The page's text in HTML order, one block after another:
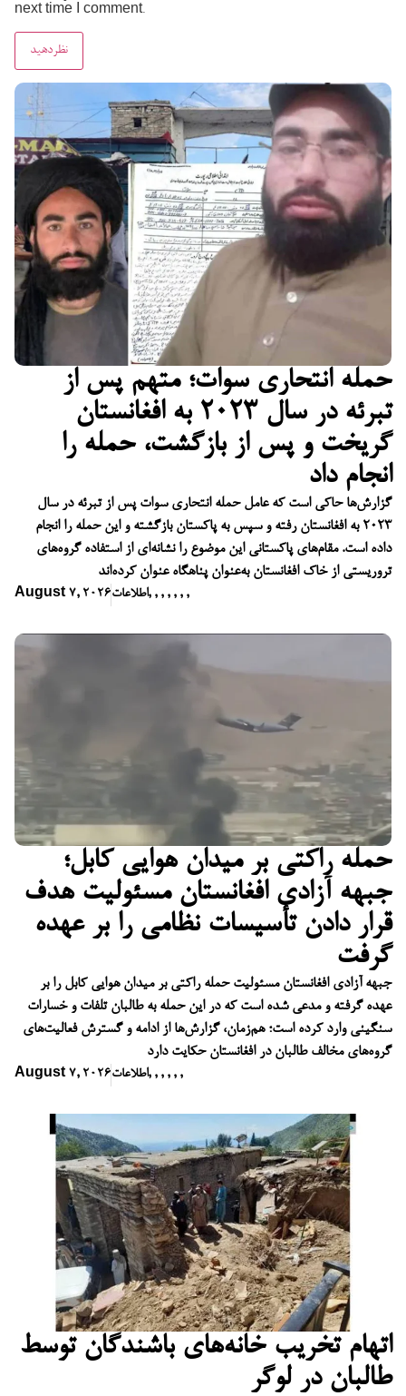
حمله انتحاری سوات؛ متهم پس از
تبرئه در سال ۲۰۲۳ به افغانستان
گریخت و پس از بازگشت، حمله را
انجام داد
گزارش‌ها حاکی است که عامل حمله انتحاری سوات پس از تبرئه در سال
۲۰۲۳ به افغانستان رفته و سپس به پاکستان بازگشته و این حمله را انجام
داده است. مقام‌های پاکستانی این موضوع را نشانه‌ای از استفاده گروه‌های
تروریستی از خاک افغانستان به‌عنوان پناهگاه عنوان کرده‌اند
August 7, 2026اطلاعات, , , , , , ,
حمله راکتی بر میدان هوایی کابل؛
جبهه آزادی افغانستان مسئولیت هدف
قرار دادن تأسیسات نظامی را بر عهده
گرفت
جبهه آزادی افغانستان مسئولیت حمله راکتی بر میدان هوایی کابل را بر
عهده گرفته و مدعی شده است که در این حمله به طالبان تلفات و خسارات
سنگینی وارد کرده است؛ هم‌زمان، گزارش‌ها از ادامه و گسترش فعالیت‌های
گروه‌های مخالف طالبان در افغانستان حکایت دارد
August 7, 2026اطلاعات, , , , , ,
اتهام تخریب خانه‌های باشندگان توسط
طالبان در لوگر
next time I comment.